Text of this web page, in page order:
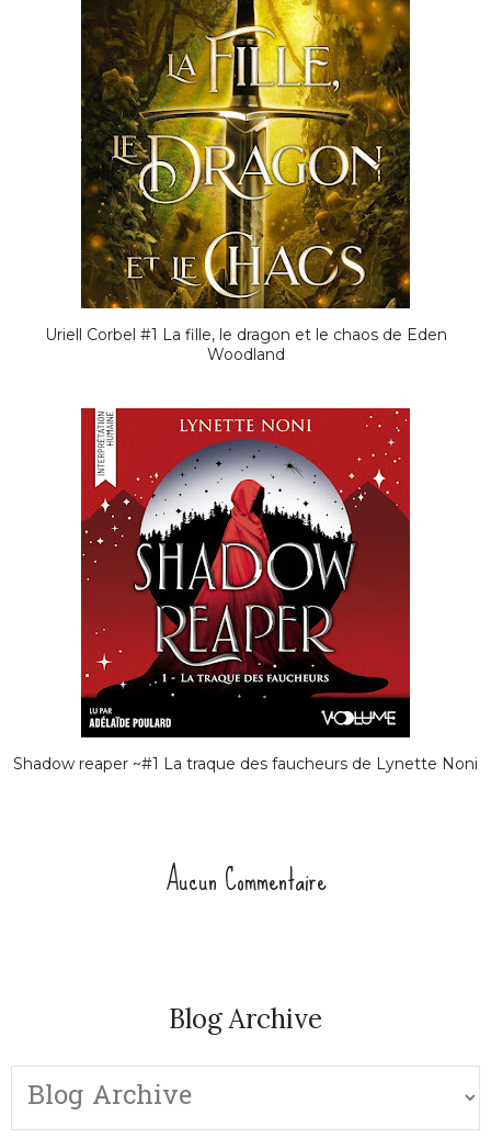
Uriell Corbel #1 La fille, le dragon et le chaos de Eden
Woodland
Shadow reaper ~#1 La traque des faucheurs de Lynette Noni
Aucun Commentaire
Blog Archive